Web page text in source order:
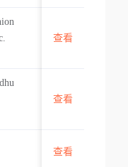
中国
查看
印度
查看
印度
查看